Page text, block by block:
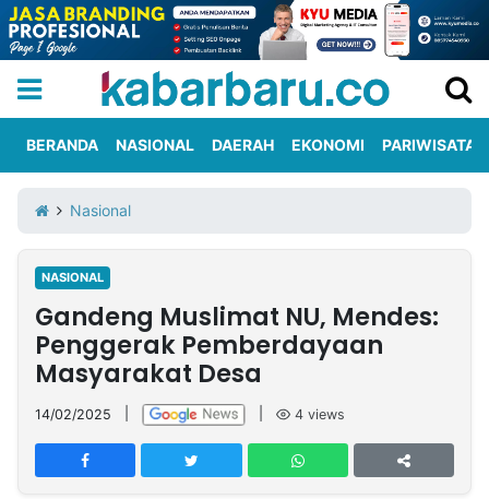
Iklan
Berita
Kami
Nasional
International
Olahraga
Entertainment
Daerah
Pariwisata
Kuliner
Kolom
Network
PT
TREETAN
BERANDA NASIONAL DAERAH EKONOMI PARIWISATA
Nasional
NASIONAL
Gandeng Muslimat NU, Mendes:
Penggerak Pemberdayaan
Masyarakat Desa
14/02/2025 4 views